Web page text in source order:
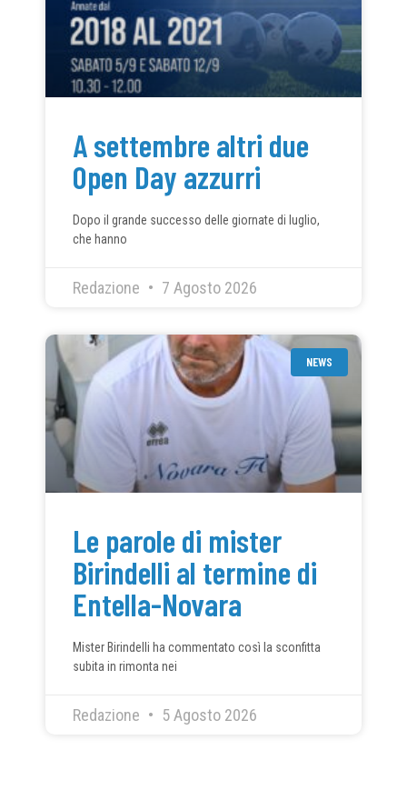
A settembre altri due
Open Day azzurri
Dopo il grande successo delle giornate di luglio,
che hanno
Redazione 7 Agosto 2026
NEWS
Le parole di mister
Birindelli al termine di
Entella-Novara
Mister Birindelli ha commentato così la sconfitta
subita in rimonta nei
Redazione 5 Agosto 2026